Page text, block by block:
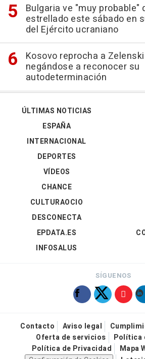
Bulgaria ve "muy probable"
estrellado este sábado en
del Ejército ucraniano
Kosovo reprocha a
negándose a reconocer su
autodeterminación
ÚLTIMAS NOTICIAS
ESPAÑA
INTERNACIONAL
DEPORTES
VÍDEOS
CHANCE
CULTURAOCIO
DESCONECTA
EPDATA.ES
INFOSALUS
SÍGUENOS
Contacto Aviso legal
Oferta de servicios
Política
Política de Privacidad
Mapa